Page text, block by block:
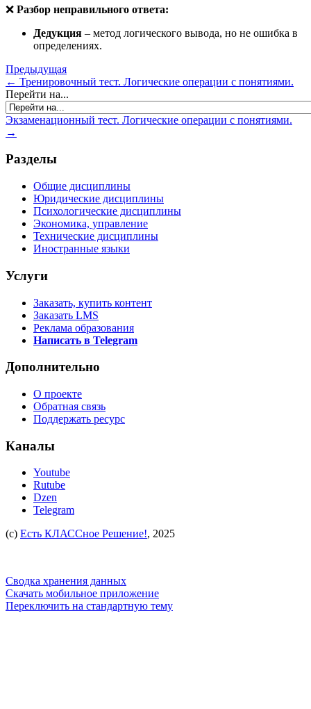
❌ Разбор неправильного ответа:
Дедукция – метод логического вывода, но не ошибка в
определениях.
Предыдущая
← Тренировочный тест. Логические операции с понятиями.
Перейти на...
Экзаменационный тест. Логические операции с понятиями.
→
Разделы
Общие дисциплины
Юридические дисциплины
Психологические дисциплины
Экономика, управление
Технические дисциплины
Иностранные языки
Услуги
Заказать, купить контент
Заказать LMS
Реклама образования
Написать в Telegram
Дополнительно
О проекте
Обратная связь
Поддержать ресурс
Каналы
Youtube
Rutube
Dzen
Telegram
(c) Есть КЛАССное Решение!, 2025
Сводка хранения данных
Скачать мобильное приложение
Переключить на стандартную тему